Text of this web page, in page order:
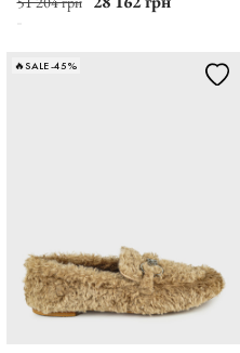
🔥SALE -45%